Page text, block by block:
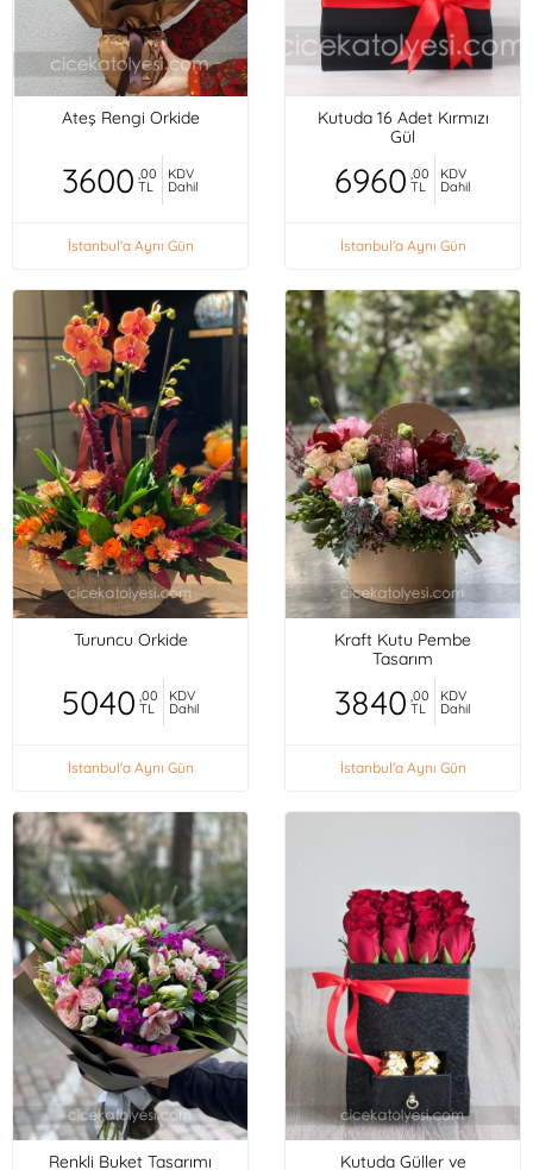
Ateş Rengi Orkide
3600 ,00
TL
KDV
Dahil
İstanbul'a Aynı Gün
Kutuda 16 Adet Kırmızı
Gül
6960 ,00
TL
KDV
Dahil
İstanbul'a Aynı Gün
Turuncu Orkide
5040 ,00
TL
KDV
Dahil
İstanbul'a Aynı Gün
Kraft Kutu Pembe
Tasarım
3840 ,00
TL
KDV
Dahil
İstanbul'a Aynı Gün
Renkli Buket Tasarımı
Kutuda Güller ve